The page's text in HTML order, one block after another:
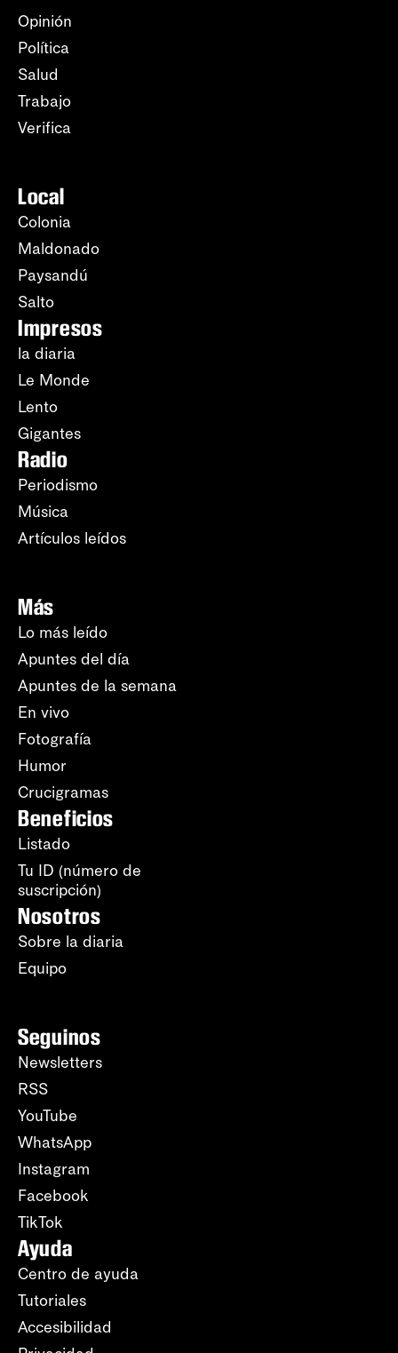
Opinión
Política
Salud
Trabajo
Verifica
Local
Colonia
Maldonado
Paysandú
Salto
Impresos
la diaria
Le Monde
Lento
Gigantes
Radio
Periodismo
Música
Artículos leídos
Más
Lo más leído
Apuntes del día
Apuntes de la semana
En vivo
Fotografía
Humor
Crucigramas
Beneficios
Listado
Tu ID (número de
suscripción)
Nosotros
Sobre la diaria
Equipo
Seguinos
Newsletters
RSS
YouTube
WhatsApp
Instagram
Facebook
TikTok
Ayuda
Centro de ayuda
Tutoriales
Accesibilidad